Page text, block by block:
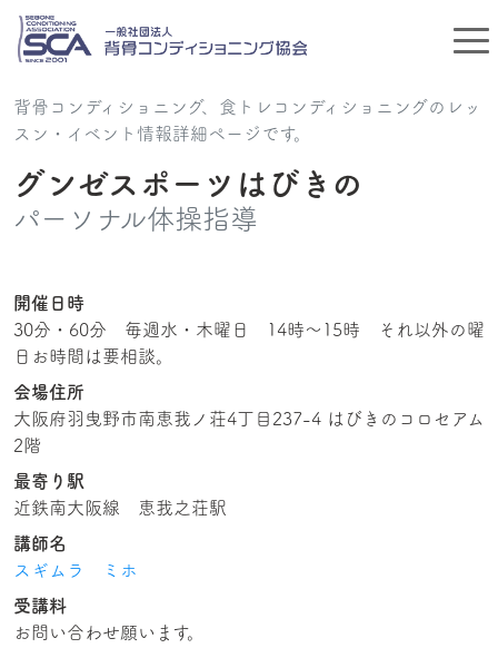
背骨コンディショニング、食トレコンディショニングのレッ
スン・イベント情報詳細ページです。
グンゼスポーツはびきの
パーソナル体操指導
開催日時
30分・60分 毎週水・木曜日 14時〜15時 それ以外の曜
日お時間は要相談。
会場住所
大阪府羽曳野市南恵我ノ荘4丁目237-4 はびきのコロセアム
2階
最寄り駅
近鉄南大阪線 恵我之荘駅
講師名
スギムラ ミホ
受講料
お問い合わせ願います。